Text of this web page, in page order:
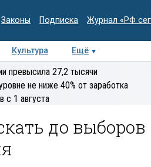
Законы Подписка Журнал «РФ
Культура Ещё
Колумнисты
превысила 27,2 тысячи
не ниже 40% от заработка
с 1 августа
до выборов